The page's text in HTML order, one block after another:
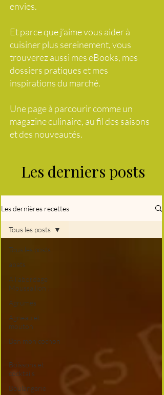
envies.
Et parce que j’aime vous aider à
cuisiner plus sereinement, vous
trouverez aussi mes eBooks, mes
dossiers pratiques et mes
inspirations du marché.
Une page à parcourir comme un
magazine culinaire, au fil des saisons
et des nouveautés.
Les derniers posts
Les dernières recettes
Tous les posts
abats
A l'abordage
Moussaillon !
Agrumes
Agneau et
mouton
Ben mon cochon
!
Boissons et
cocktails
Boulangerie
Tous les posts